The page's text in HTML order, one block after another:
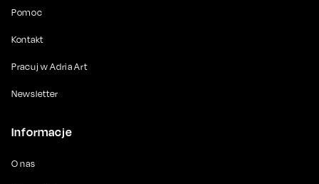
Pomoc
Kontakt
Pracuj w Adria Art
Newsletter
Informacje
O nas